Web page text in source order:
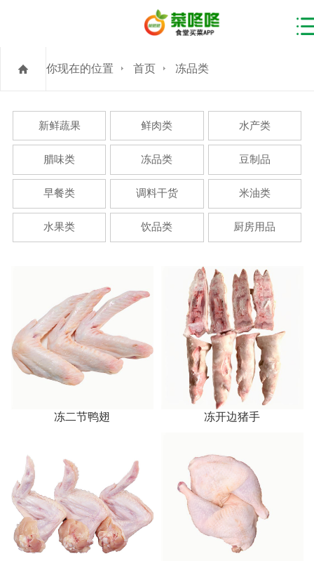
你现在的位置 首页 冻品类
新鲜蔬果 鲜肉类 水产类
腊味类 冻品类 豆制品
早餐类 调料干货 米油类
水果类 饮品类 厨房用品
冻二节鸭翅 冻开边猪手